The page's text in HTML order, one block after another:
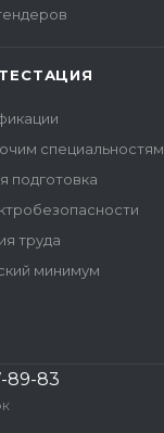
специальностям
подготовка
труда
минимум
89-83